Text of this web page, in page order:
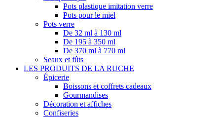
Pots plastique imitation verre
Pots pour le miel
Pots verre
De 32 ml à 130 ml
De 195 à 350 ml
De 370 ml à 770 ml
Seaux et fûts
LES PRODUITS DE LA RUCHE
Épicerie
Boissons et coffrets cadeaux
Gourmandises
Décoration et affiches
Confiseries